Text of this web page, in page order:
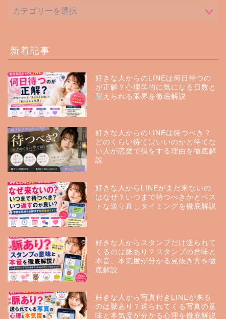
新着記事
好きな人からのLINEは何日待つの
が正解？心理学的に気になる日数と
耐えられる限界を徹底解説
好きな人からのLINEは待つべき？
どのくらい待てばいいのかと待てな
い人が恋愛で損をする理由を徹底解
説
好きな人からLINEがまだ来ないの
はなぜ？いつまで待つべきかとベス
トな送り直しタイミングを徹底解説
好きな人からスタンプだけ送られて
くるのは脈あり？スタンプの意味と
本音、本気度が分かる見抜き方を徹
底解説
好きな人から写真付きLINEが来る
のは脈あり？送られてくる写真の意
味と本気度が分かる心理を徹底解説